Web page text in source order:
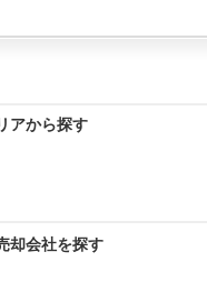
アから探す
却会社を探す